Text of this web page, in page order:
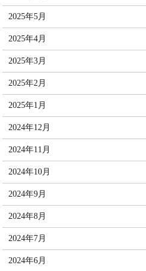
2025年5月
2025年4月
2025年3月
2025年2月
2025年1月
2024年12月
2024年11月
2024年10月
2024年9月
2024年8月
2024年7月
2024年6月